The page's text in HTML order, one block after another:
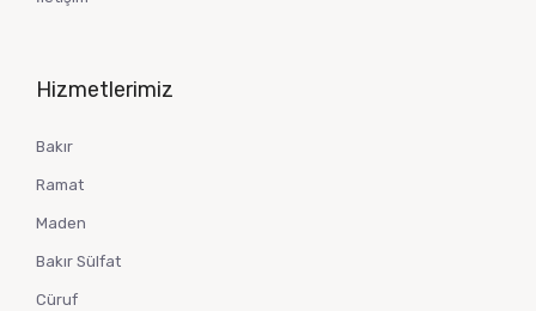
Hizmetlerimiz
Bakır
Ramat
Maden
Bakır Sülfat
Cüruf